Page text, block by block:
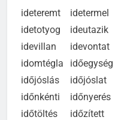
ideszorít
ideszorul
ideteremt
idetermel
idetotyog
ideutazik
idevillan
idevontat
idomtégla
időegység
időjóslás
időjóslat
időnkénti
időnyerés